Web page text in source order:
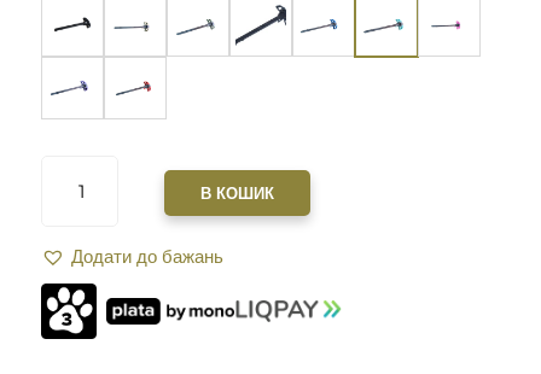
ЗВЕДЕННЯ
ДВОСТОРОННЄ
ДЛЯ
AR15.
GABANA
В КОШИК
Додати до бажань